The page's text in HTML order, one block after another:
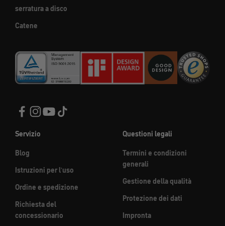
serratura a disco
Catene
Servizio
Blog
Istruzioni per l'uso
Ordine e spedizione
Richiesta del
concessionario
Questioni legali
Termini e condizioni
generali
Gestione della qualità
Protezione dei dati
Impronta